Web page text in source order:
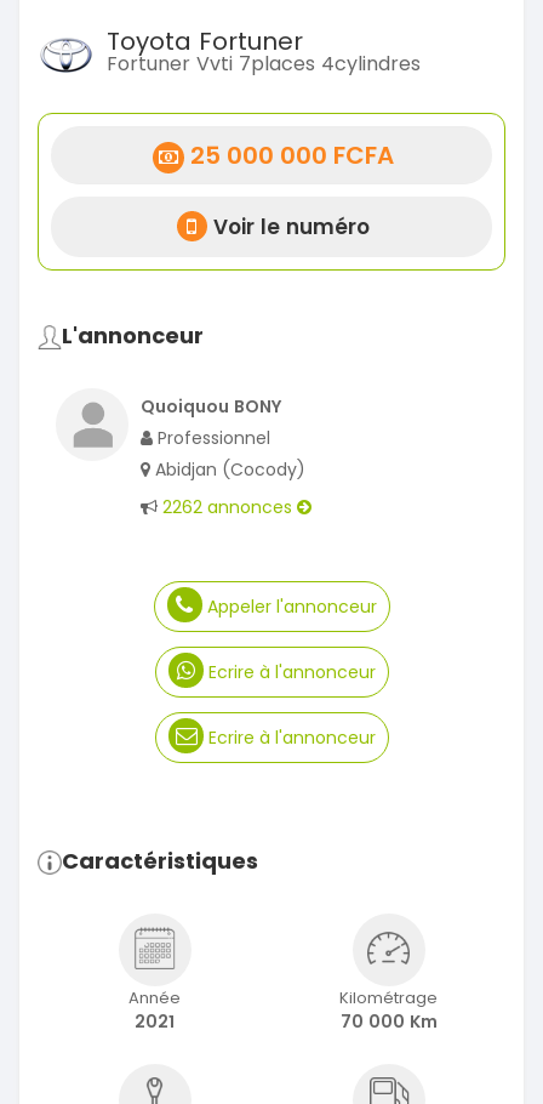
Toyota Fortuner
Fortuner Vvti 7places 4cylindres
25 000 000 FCFA
Voir le numéro
L'annonceur
Quoiquou BONY
Professionnel
Abidjan (Cocody)
2262 annonces
Appeler l'annonceur
Ecrire à l'annonceur
Ecrire à l'annonceur
Caractéristiques
Année
2021
Kilométrage
70 000 Km